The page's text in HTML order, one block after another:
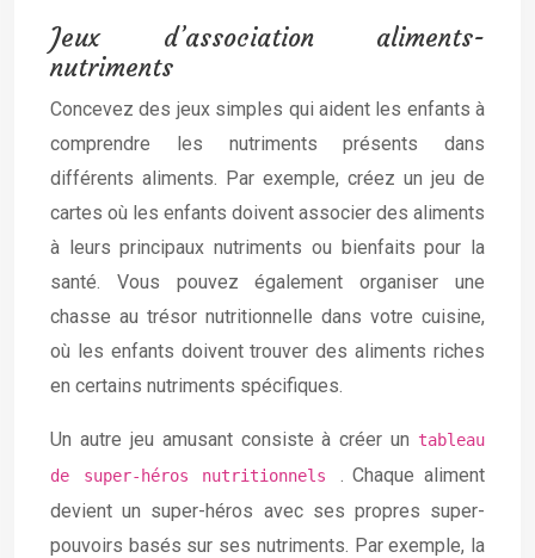
Jeux d’association aliments-
nutriments
Concevez des jeux simples qui aident les enfants à
comprendre les nutriments présents dans
différents aliments. Par exemple, créez un jeu de
cartes où les enfants doivent associer des aliments
à leurs principaux nutriments ou bienfaits pour la
santé. Vous pouvez également organiser une
chasse au trésor nutritionnelle dans votre cuisine,
où les enfants doivent trouver des aliments riches
en certains nutriments spécifiques.
Un autre jeu amusant consiste à créer un tableau
de super-héros nutritionnels . Chaque aliment
devient un super-héros avec ses propres super-
pouvoirs basés sur ses nutriments. Par exemple, la